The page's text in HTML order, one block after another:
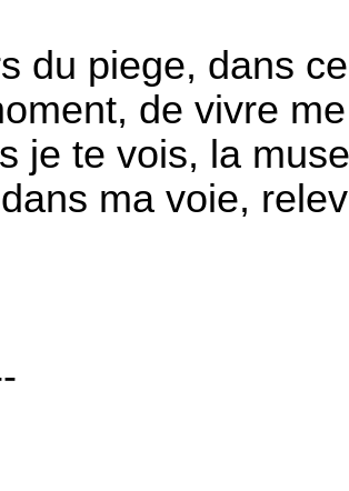
du piege, dans
de vivre
je te vois, la
ma voie,